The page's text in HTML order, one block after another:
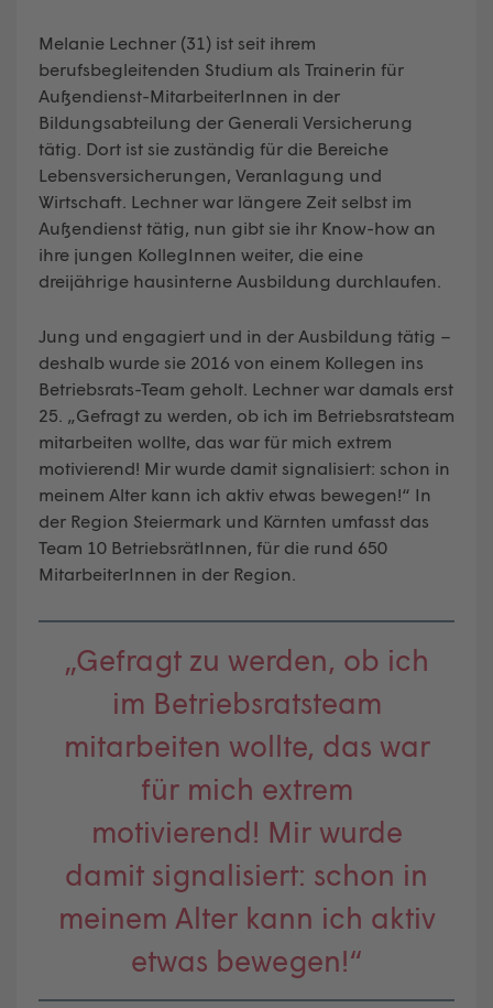
Melanie Lechner (31) ist seit ihrem
berufsbegleitenden Studium als Trainerin für
Außendienst-MitarbeiterInnen in der
Bildungsabteilung der Generali Versicherung
tätig. Dort ist sie zuständig für die Bereiche
Lebensversicherungen, Veranlagung und
Wirtschaft. Lechner war längere Zeit selbst im
Außendienst tätig, nun gibt sie ihr Know-how an
ihre jungen KollegInnen weiter, die eine
dreijährige hausinterne Ausbildung durchlaufen.
Jung und engagiert und in der Ausbildung tätig –
deshalb wurde sie 2016 von einem Kollegen ins
Betriebsrats-Team geholt. Lechner war damals erst
25. „Gefragt zu werden, ob ich im Betriebsratsteam
mitarbeiten wollte, das war für mich extrem
motivierend! Mir wurde damit signalisiert: schon in
meinem Alter kann ich aktiv etwas bewegen!“ In
der Region Steiermark und Kärnten umfasst das
Team 10 BetriebsrätInnen, für die rund 650
MitarbeiterInnen in der Region.
„Gefragt zu werden, ob ich
im Betriebsratsteam
mitarbeiten wollte, das war
für mich extrem
motivierend! Mir wurde
damit signalisiert: schon in
meinem Alter kann ich aktiv
etwas bewegen!“